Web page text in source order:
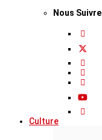
Nous Suivre
Culture